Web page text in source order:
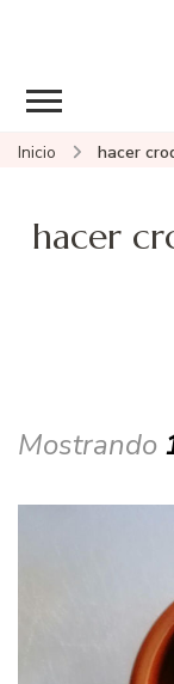
Inicio hacer
hacer
Mostrando